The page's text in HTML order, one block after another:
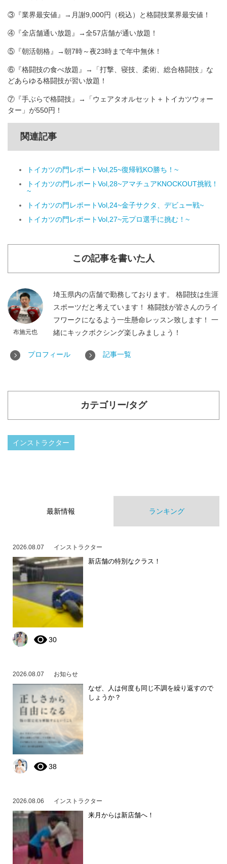
③『業界最安値』→月謝9,000円（税込）と格闘技業界最安値！
④『全店舗通い放題』→全57店舗が通い放題！
⑤『朝活朝格』→朝7時～夜23時まで年中無休！
⑥『格闘技の食べ放題』→「打撃、寝技、柔術、総合格闘技」な
どあらゆる格闘技が習い放題！
⑦『手ぶらで格闘技』→「ウェアタオルセット＋トイカツウォー
ター」が550円！
関連記事
トイカツの門レポートVol,25~復帰戦KO勝ち！~
トイカツの門レポートVol,28~アマチュアKNOCKOUT挑戦！
~
トイカツの門レポートVol,24~金子サクタ、デビュー戦~
トイカツの門レポートVol,27~元プロ選手に挑む！~
この記事を書いた人
布施元也
埼玉県内の店舗で勤務しております。 格闘技は生涯
スポーツだと考えています！ 格闘技が皆さんのライ
フワークになるよう一生懸命レッスン致します！ 一
緒にキックボクシング楽しみましょう！
プロフィール 記事一覧
カテゴリー/タグ
インストラクター
最新情報 ランキング
2026.08.07 インストラクター
新店舗の特別なクラス！
30
2026.08.07 お知らせ
なぜ、人は何度も同じ不調を繰り返すので
しょうか？
38
2026.08.06 インストラクター
来月からは新店舗へ！